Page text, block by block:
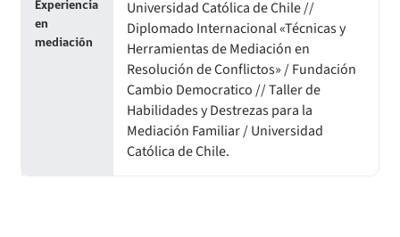
Otras Resoluciones
Sanciones aplicadas
Actas Consejo Consultivo Ley Corta de Isapres
Experiencia
en
mediación
Universidad Católica de Chile //
Diplomado Internacional «Técnicas y
Herramientas de Mediación en
Resolución de Conflictos» / Fundación
Cambio Democratico // Taller de
Habilidades y Destrezas para la
Mediación Familiar / Universidad
Católica de Chile.